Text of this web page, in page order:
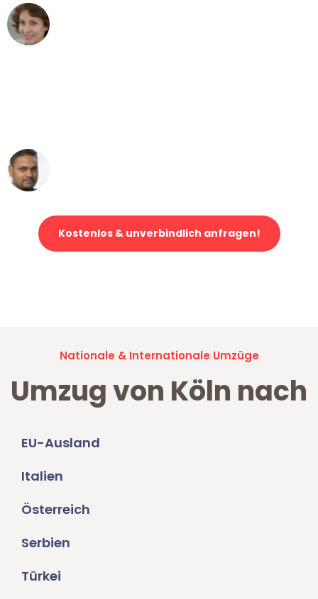
Kostenlos & unverbindlich anfragen!
Nationale & Internationale Umzüge
Umzug von Köln nach
EU-Ausland
Italien
Österreich
Serbien
Türkei